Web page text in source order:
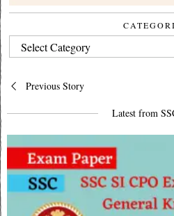
CATEGORIES
Post
navigation
Previous Story
Latest from